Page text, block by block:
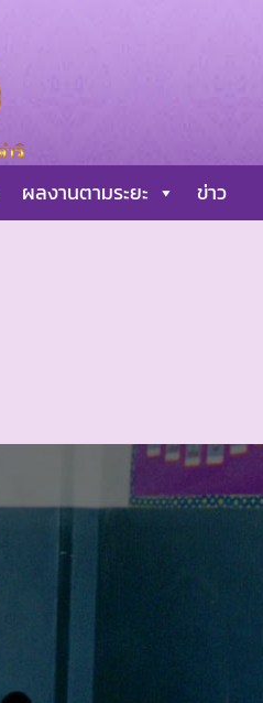
ผลงานตามระยะ ข่าว